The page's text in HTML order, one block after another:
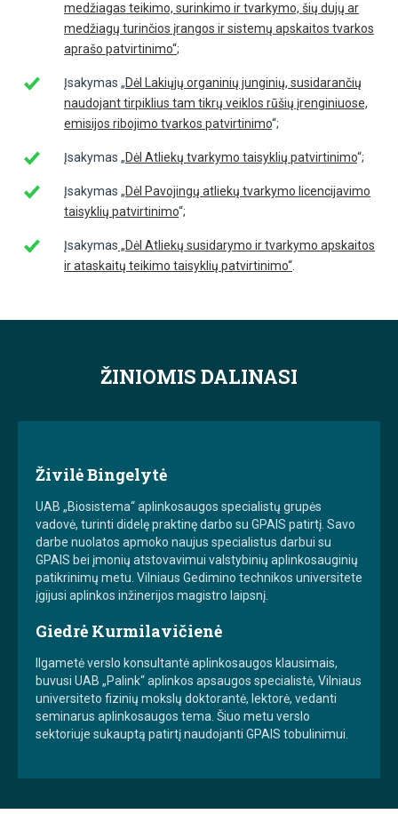
medžiagas teikimo, surinkimo ir tvarkymo, šių dujų ar
medžiagų turinčios įrangos ir sistemų apskaitos tvarkos
aprašo patvirtinimo“;
Įsakymas „Dėl Lakiųjų organinių junginių, susidarančių
naudojant tirpiklius tam tikrų veiklos rūšių įrenginiuose,
emisijos ribojimo tvarkos patvirtinimo“;
Įsakymas „Dėl Atliekų tvarkymo taisyklių patvirtinimo“;
Įsakymas „Dėl Pavojingų atliekų tvarkymo licencijavimo
taisyklių patvirtinimo“;
Įsakymas „Dėl Atliekų susidarymo ir tvarkymo apskaitos
ir ataskaitų teikimo taisyklių patvirtinimo“
ŽINIOMIS DALINASI
Živilė Bingelytė
UAB „Biosistema“ aplinkosaugos specialistų grupės
vadovė, turinti didelę praktinę darbo su GPAIS patirtį. Savo
darbe nuolatos apmoko naujus specialistus darbui su
GPAIS bei įmonių atstovavimui valstybinių aplinkosauginių
patikrinimų metu. Vilniaus Gedimino technikos universitete
įgijusi aplinkos inžinerijos magistro laipsnį.
Giedrė Kurmilavičienė
Ilgametė verslo konsultantė aplinkosaugos klausimais,
buvusi UAB „Palink“ aplinkos apsaugos specialistė, Vilniaus
universiteto fizinių mokslų doktorantė, lektorė, vedanti
seminarus aplinkosaugos tema. Šiuo metu verslo
sektoriuje sukauptą patirtį naudojanti GPAIS tobulinimui.